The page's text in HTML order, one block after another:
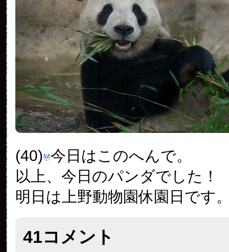
(40) 今日はこのへんで。
以上、今日のパンダでした！
明日は上野動物園休園日です
41コメント